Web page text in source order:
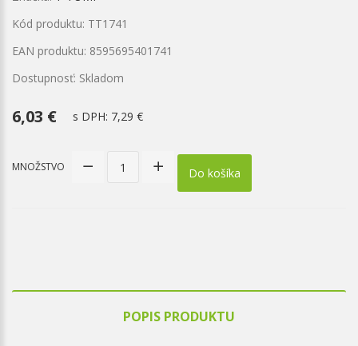
Kód produktu: TT1741
EAN produktu: 8595695401741
Dostupnosť: Skladom
6,03 € s DPH: 7,29 €
MNOŽSTVO Do košíka
POPIS PRODUKTU